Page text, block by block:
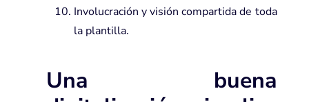
Involucración y visión compartida de toda
la plantilla.
Una buena